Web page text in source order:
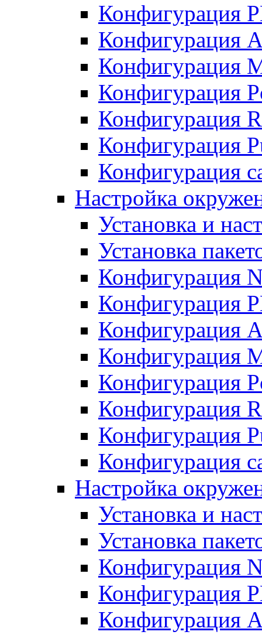
Конфигурация
Конфигурация
Конфигурация
Конфигурация
Конфигурация
Конфигурация
Конфигурация
Настройка
Установка и
Установка
Конфигурация
Конфигурация
Конфигурация
Конфигурация
Конфигурация
Конфигурация
Конфигурация
Конфигурация
Настройка
Установка и
Установка
Конфигурация
Конфигурация
Конфигурация